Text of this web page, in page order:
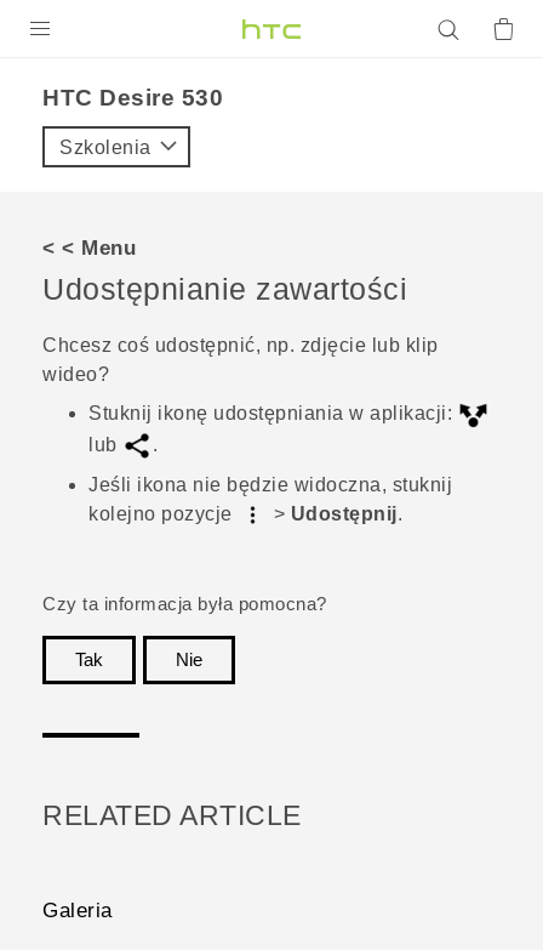
VIVE
POMOC TECHNICZNA
Urządzenia i akcesoria HTC
Zaloguj się
HTC Desire 530‎
Szkolenia
< < Menu
Udostępnianie zawartości
Chcesz coś udostępnić, np. zdjęcie lub klip
wideo?
Stuknij ikonę udostępniania w aplikacji:
lub
.
Jeśli ikona nie będzie widoczna, stuknij
kolejno pozycje
> Udostępnij.
Czy ta informacja była pomocna?
Tak
Nie
RELATED ARTICLE
Galeria